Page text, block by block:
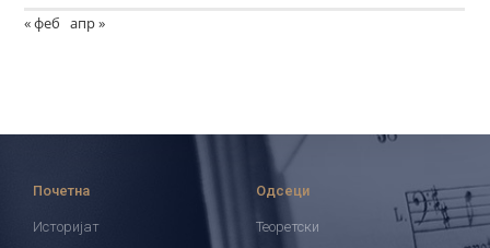
« феб апр »
Почетна
Историјат
Одсеци
Теоретски